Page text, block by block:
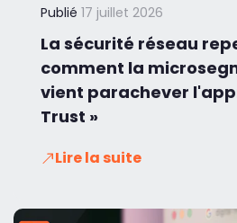
Publié 17 juillet 2026
La sécurité réseau
comment la
vient parachever
Trust »
Lire la suite